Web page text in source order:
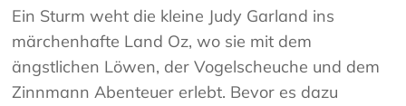
Ein Sturm weht die kleine Judy Garland ins
märchenhafte Land Oz, wo sie mit dem
ängstlichen Löwen, der Vogelscheuche und dem
Zinnmann Abenteuer erlebt. Bevor es dazu